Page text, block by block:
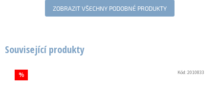
Související produkty
% Kód:2010833
ZOBRAZIT VŠECHNY PODOBNÉ PRODUKTY